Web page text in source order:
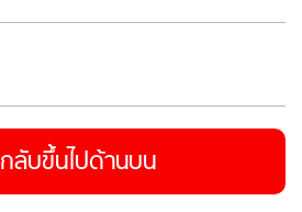
กลับขึ้นไปด้านบน